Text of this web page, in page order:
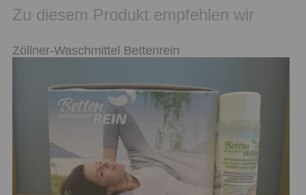
Zu diesem Produkt empfehlen wir
Zöllner-Waschmittel Bettenrein